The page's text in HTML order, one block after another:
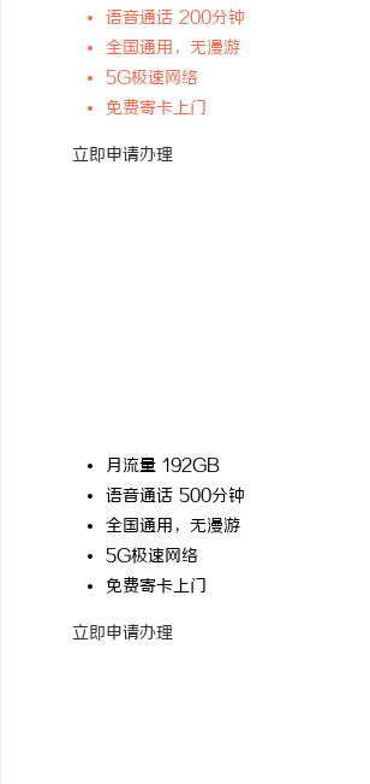
语音通话 200分钟
全国通用，无漫游
5G极速网络
免费寄卡上门
立即申请办理
月流量 192GB
语音通话 500分钟
全国通用，无漫游
5G极速网络
免费寄卡上门
立即申请办理